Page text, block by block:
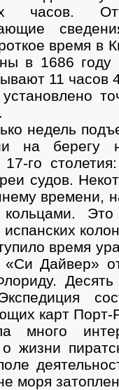
часов.
время в
в 1686
11 часов
недель
на берегу
го
судов.
времени,
кольцами.
время
«Си Дайвер»
карт
много
жизни
моря